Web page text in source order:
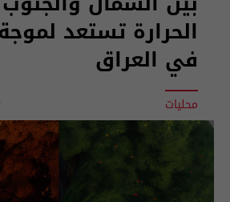
الحرارة تستعد
في العراق
محليات